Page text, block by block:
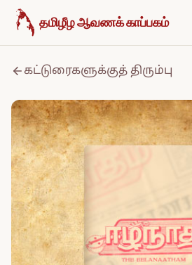
உள்ளடக்கத்திற்குச் செல்க
தமிழீழ ஆவணக் காப்பகம்
கட்டுரைகளுக்குத் திரும்பு